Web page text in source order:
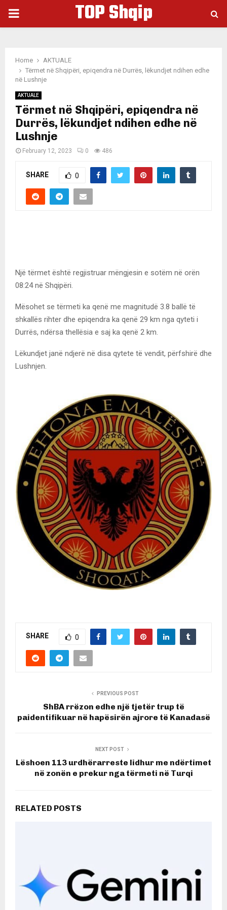
PRIMARY
TOP Shqip
Home
AKTUALE
Tërmet në Shqipëri, epiqendra në Durrës, lëkundjet ndihen edhe
në Lushnje
AKTUALE
Tërmet në Shqipëri, epiqendra në
Durrës, lëkundjet ndihen edhe në
Lushnje
February 12, 2023 0 486
SHARE 0
Një tërmet është regjistruar mëngjesin e sotëm në orën
08:24 në Shqipëri.
Mësohet se tërmeti ka qenë me magnitudë 3.8 ballë të
shkallës rihter dhe epiqendra ka qenë 29 km nga qyteti i
Durrës, ndërsa thellësia e saj ka qenë 2 km.
Lëkundjet janë ndjerë në disa qytete të vendit, përfshirë dhe
Lushnjen.
SHARE 0
PREVIOUS POST
ShBA rrëzon edhe një tjetër trup të
paidentifikuar në hapësirën ajrore të Kanadasë
NEXT POST
Lëshoen 113 urdhërarreste lidhur me ndërtimet
në zonën e prekur nga tërmeti në Turqi
RELATED POSTS